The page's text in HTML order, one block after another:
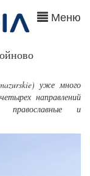
Меню
уже много
направлений
православные и